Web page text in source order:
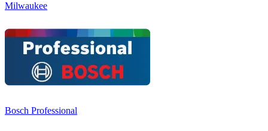
Milwaukee
Bosch Professional